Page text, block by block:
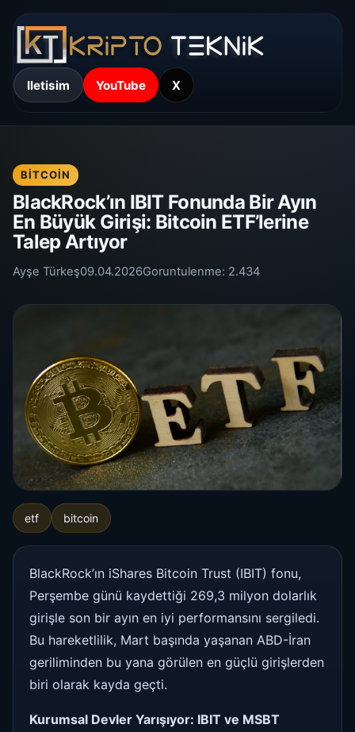
Iletisim YouTube X
BITCOIN
BlackRock’ın IBIT Fonunda Bir Ayın
En Büyük Girişi: Bitcoin ETF’lerine
Talep Artıyor
Ayşe Türkeş09.04.2026Goruntulenme: 2.434
etf bitcoin
BlackRock’ın iShares Bitcoin Trust (IBIT) fonu,
Perşembe günü kaydettiği 269,3 milyon dolarlık
girişle son bir ayın en iyi performansını sergiledi.
Bu hareketlilik, Mart başında yaşanan ABD-İran
geriliminden bu yana görülen en güçlü girişlerden
biri olarak kayda geçti.
Kurumsal Devler Yarışıyor: IBIT ve MSBT